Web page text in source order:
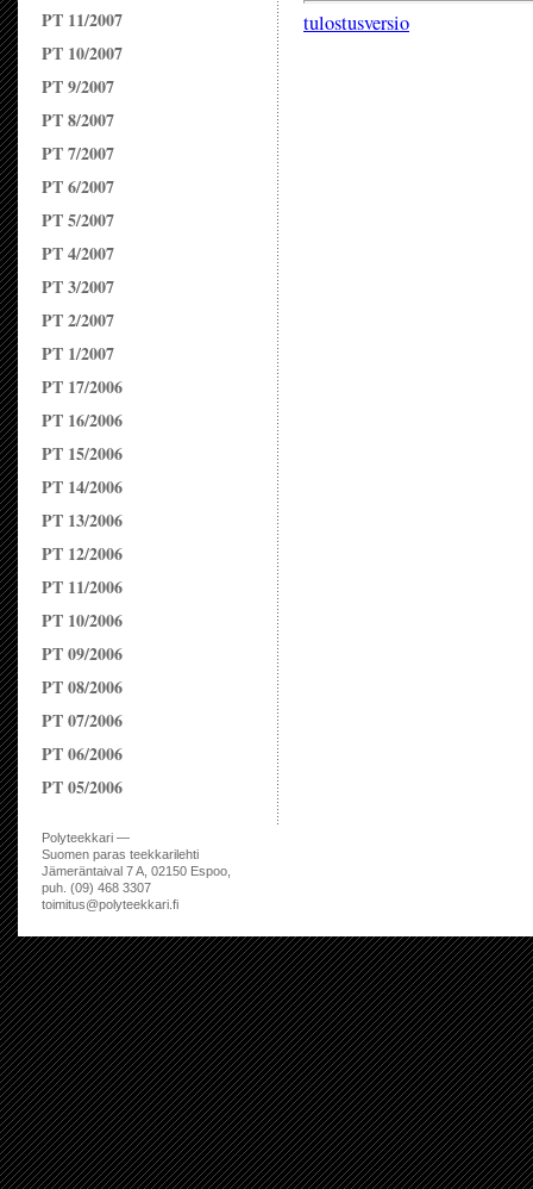
PT 11/2007
PT 10/2007
PT 9/2007
PT 8/2007
PT 7/2007
PT 6/2007
PT 5/2007
PT 4/2007
PT 3/2007
PT 2/2007
PT 1/2007
PT 17/2006
PT 16/2006
PT 15/2006
PT 14/2006
PT 13/2006
PT 12/2006
PT 11/2006
PT 10/2006
PT 09/2006
PT 08/2006
PT 07/2006
PT 06/2006
PT 05/2006
tulostusversio
Polyteekkari —
Suomen paras teekkarilehti
Jämeräntaival 7 A, 02150 Espoo,
puh. (09) 468 3307
toimitus@polyteekkari.fi